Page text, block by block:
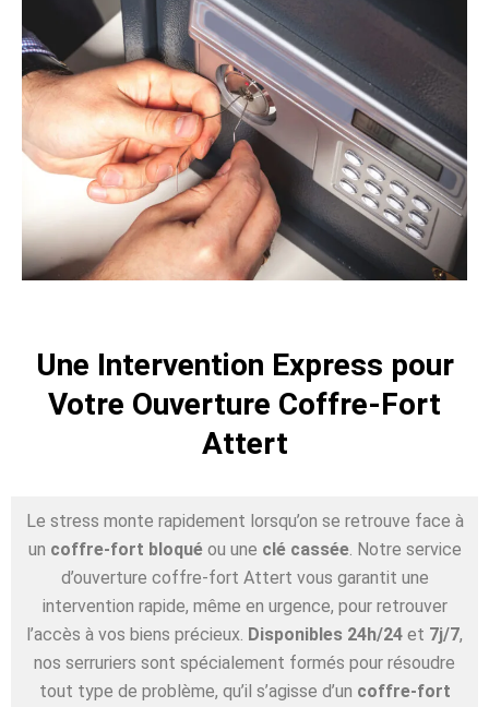
Une Intervention Express pour
Votre Ouverture Coffre-Fort
Attert
Le stress monte rapidement lorsqu’on se retrouve face à
un coffre-fort bloquéou une clé cassée. Notre service
d’ouverture coffre-fort Attert vous garantit une
intervention rapide, même en urgence, pour retrouver
l’accès à vos biens précieux. Disponibles 24h/24 et 7j/7,
nos serruriers sont spécialement formés pour résoudre
tout type de problème, qu’il s’agisse d’un coffre-fort